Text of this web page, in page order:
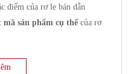
điểm của rơ le bán dẫn
mã sản phẩm cụ thể của rơ